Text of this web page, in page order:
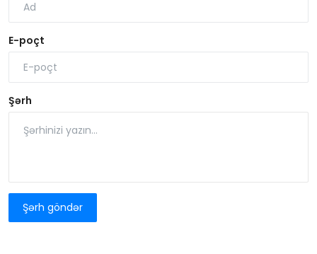
E-poçt
Şərh
Şərh göndər